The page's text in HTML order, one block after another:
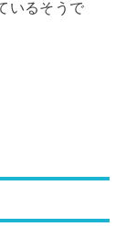
いるそうで